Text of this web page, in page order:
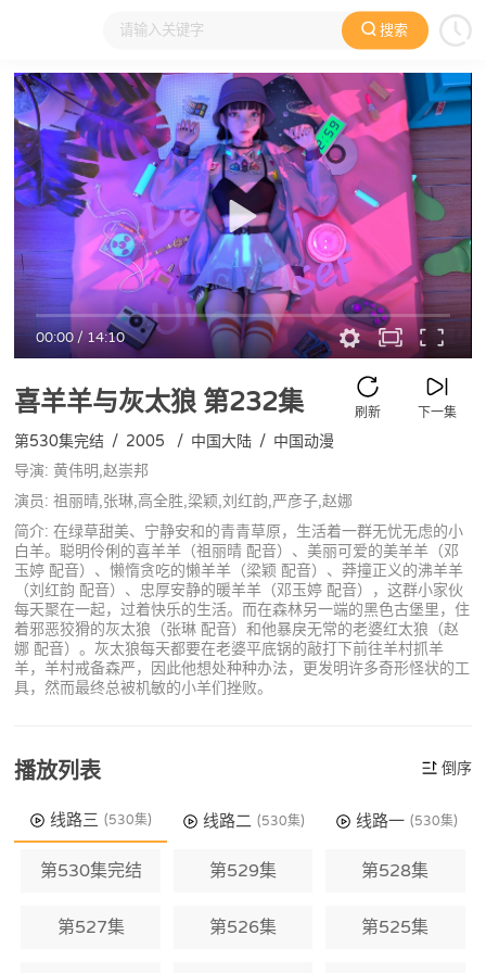
搜索
大家在看 日本动漫 国产动漫 欧美动漫 动漫电影
00:00/14:10
喜羊羊与灰太狼第232集 下一集
刷新
第530集完结 / 2005 / 中国大陆 / 中国动漫
导演: 黄伟明,赵崇邦
演员: 祖丽晴,张琳,高全胜,梁颖,刘红韵,严彦子,赵娜
简介: 在绿草甜美、宁静安和的青青草原，生活着一群无忧无虑的小
白羊。聪明伶俐的喜羊羊（祖丽晴 配音）、美丽可爱的美羊羊（邓
玉婷 配音）、懒惰贪吃的懒羊羊（梁颖 配音）、莽撞正义的沸羊羊
（刘红韵 配音）、忠厚安静的暖羊羊（邓玉婷 配音），这群小家伙
每天聚在一起，过着快乐的生活。而在森林另一端的黑色古堡里，住
着邪恶狡猾的灰太狼（张琳 配音）和他暴戾无常的老婆红太狼（赵
娜 配音）。灰太狼每天都要在老婆平底锅的敲打下前往羊村抓羊
羊，羊村戒备森严，因此他想处种种办法，更发明许多奇形怪状的工
具，然而最终总被机敏的小羊们挫败。
播放列表 倒序
线路三 (530集) 线路二 (530集) 线路一 (530集)
第530集完结 第529集 第528集
第527集 第526集 第525集